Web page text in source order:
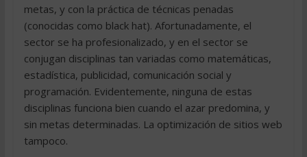
metas, y con la práctica de técnicas penadas
(conocidas como black hat). Afortunadamente, el
sector se ha profesionalizado, y en el sector se
conjugan disciplinas tan variadas como matemáticas,
estadística, publicidad, comunicación social y
programación. Evidentemente, ninguna de estas
disciplinas funciona bien cuando el azar predomina, y
sin metas determinadas. La optimización de sitios web
tampoco.